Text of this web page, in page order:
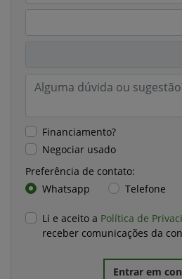
Financiamento?
Negociar usado
Preferência de contato:
Whatsapp
Telefone
Li e aceito a Política de
receber comunicações da
Entrar em